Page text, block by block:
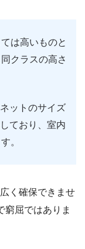
は高いものと
クラスの高さ
ットのサイズ
ており、室内
。
く確保できませ
窮屈ではありま